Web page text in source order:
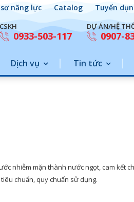
năng lực Catalog Tuyển
CSKH
0933-503-117
DỰ ÁN/HỆ
0907-
Dịch vụ Tin tức
nhiễm mặn thành nước ngọt, cam kết
chuẩn, quy chuẩn sử dụng.